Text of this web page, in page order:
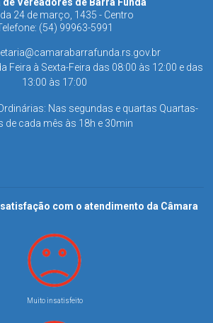
de Vereadores de Barra Funda
24 de março, 1435 - Centro
(54) 99963-5991
Feira à Sexta-Feira das 08:00 às 12:00 e das
13:00 às 17:00
Nas segundas e quartas Quartas-
de cada mês às 18h e 30min
satisfação com o atendimento da Câmara
Muito insatisfeito